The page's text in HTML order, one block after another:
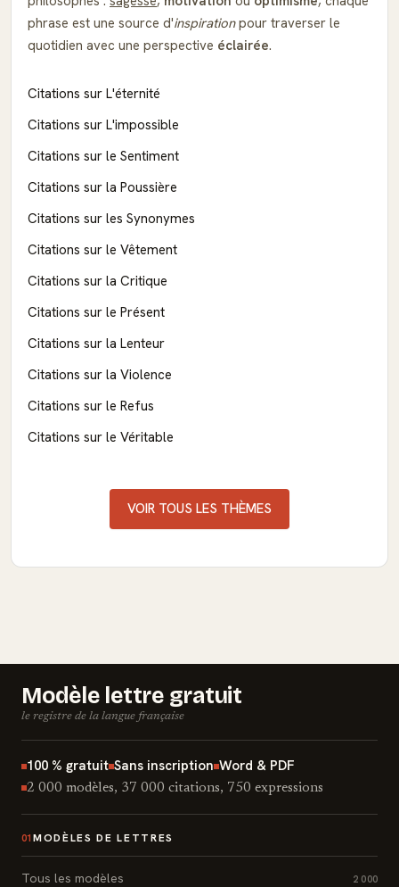
phrase est une source d'inspirationpour traverser le
quotidien avec une perspective éclairée.
Citations sur L'éternité
Citations sur L'impossible
Citations sur le Sentiment
Citations sur la Poussière
Citations sur les Synonymes
Citations sur le Vêtement
Citations sur la Critique
Citations sur le Présent
Citations sur la Lenteur
Citations sur la Violence
Citations sur le Refus
Citations sur le Véritable
VOIR TOUS LES THÈMES
Modèle lettre gratuit
le registre de la langue française
100 % gratuit Sans inscription Word & PDF
2 000 modèles, 37 000 citations, 750 expressions
01 MODÈLES DE LETTRES
Tous les modèles 2 000